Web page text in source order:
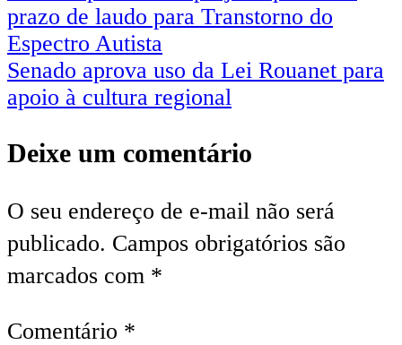
prazo de laudo para Transtorno do
Espectro Autista
Senado aprova uso da Lei Rouanet para
apoio à cultura regional
Deixe um comentário
O seu endereço de e-mail não será
publicado. Campos obrigatórios são
marcados com *
Comentário *